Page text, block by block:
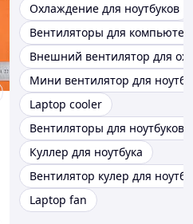
Охлаждение для ноутбуков
Вентиляторы для
Внешний вентилятор для
Мини вентилятор для
Laptop cooler
Вентиляторы для ноутбуков
Куллер для ноутбука
Вентилятор кулер для
Laptop fan